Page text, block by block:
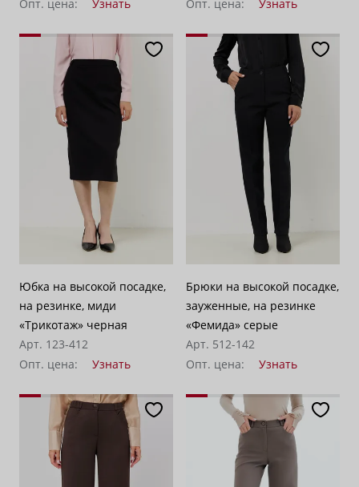
Опт. цена:
Узнать
Опт. цена:
Узнать
Юбка на высокой посадке,
на резинке, миди
«Трикотаж» черная
Арт. 123-412
Опт. цена:
Узнать
Брюки на высокой посадке,
зауженные, на резинке
«Фемида» серые
Арт. 512-142
Опт. цена:
Узнать